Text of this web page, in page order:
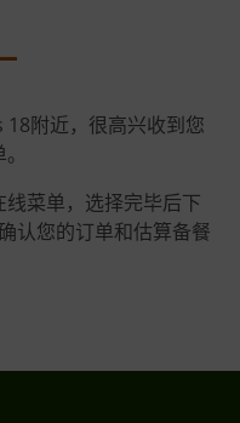
18附近，很高兴收到您
菜单，选择完毕后下
认您的订单和估算备餐